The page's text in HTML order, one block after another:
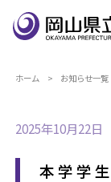
ホーム お知らせ一覧
2025年10月22日
本学学